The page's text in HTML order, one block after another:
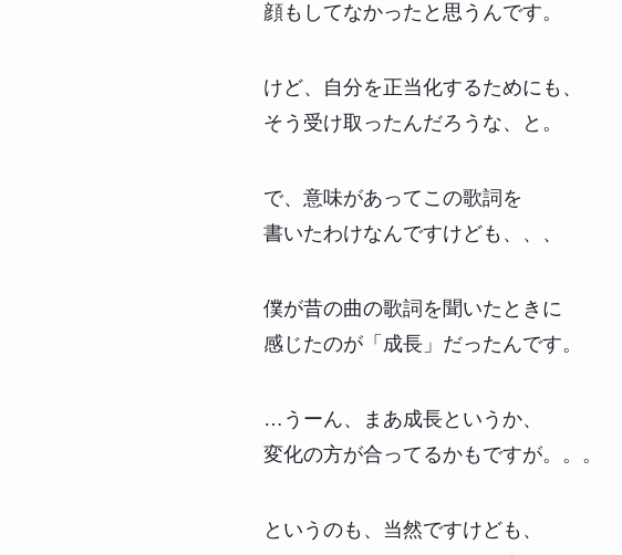
顔もしてなかったと思うんです。
けど、自分を正当化するためにも、
そう受け取ったんだろうな、と。
で、意味があってこの歌詞を
書いたわけなんですけども、、、
僕が昔の曲の歌詞を聞いたときに
感じたのが「成長」だったんです。
…うーん、まあ成長というか、
変化の方が合ってるかもですが。。。
というのも、当然ですけども、